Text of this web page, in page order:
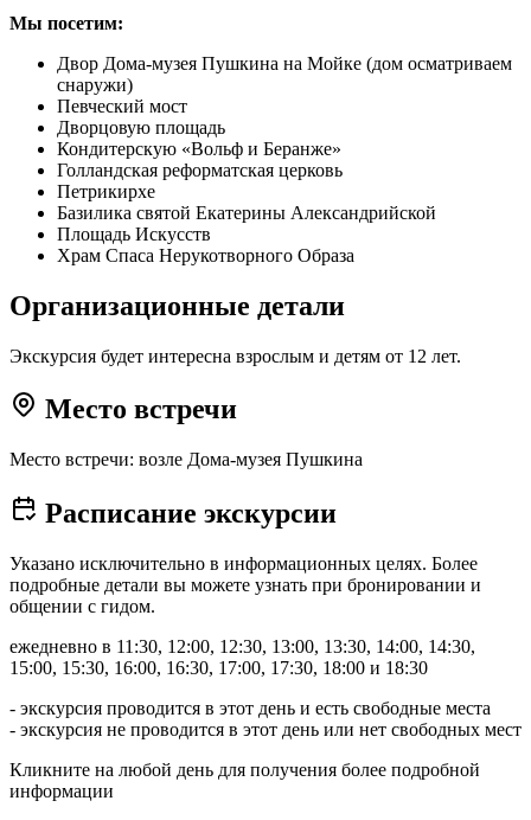
Мы посетим:
Двор Дома-музея Пушкина на Мойке (дом осматриваем
снаружи)
Певческий мост
Дворцовую площадь
Кондитерскую «Вольф и Беранже»
Голландская реформатская церковь
Петрикирхе
Базилика святой Екатерины Александрийской
Площадь Искусств
Храм Спаса Нерукотворного Образа
Организационные детали
Экскурсия будет интересна взрослым и детям от 12 лет.
Место встречи
Место встречи: возле Дома-музея Пушкина
Расписание экскурсии
Указано исключительно в информационных целях. Более
подробные детали вы можете узнать при бронировании и
общении с гидом.
ежедневно в 11:30, 12:00, 12:30, 13:00, 13:30, 14:00, 14:30,
15:00, 15:30, 16:00, 16:30, 17:00, 17:30, 18:00 и 18:30
- экскурсия проводится в этот день и есть свободные места
- экскурсия не проводится в этот день или нет свободных мест
Кликните на любой день для получения более подробной
информации